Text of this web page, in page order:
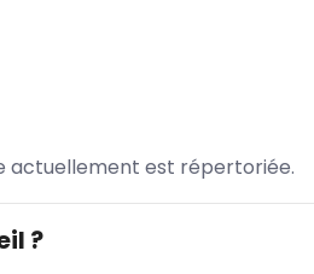
actuellement est répertoriée.
?